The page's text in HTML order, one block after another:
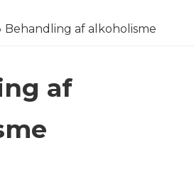
Behandling af alkoholisme
af